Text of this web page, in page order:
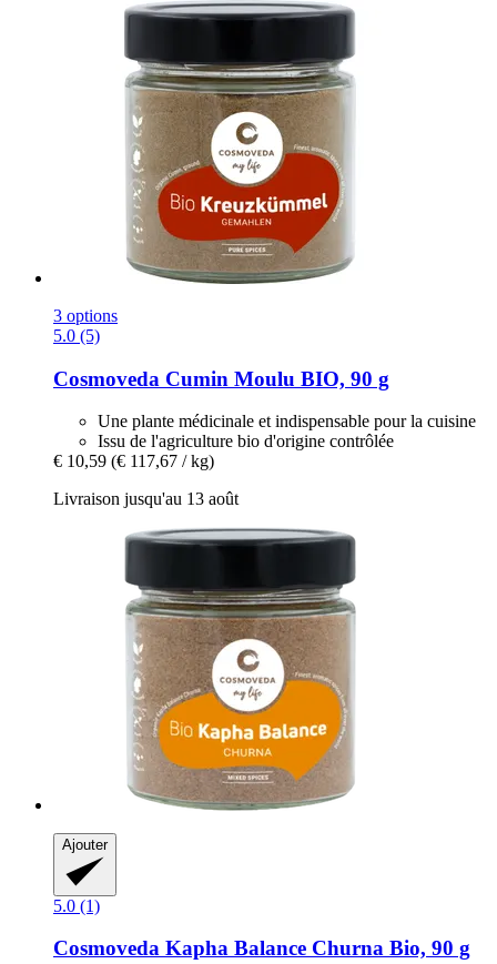
3 options
5.0 (5)
Cosmoveda Cumin Moulu BIO, 90 g
Une plante médicinale et indispensable pour la cuisine
Issu de l'agriculture bio d'origine contrôlée
€ 10,59 (€ 117,67 / kg)
Livraison jusqu'au 13 août
Ajouter
5.0 (1)
Cosmoveda Kapha Balance Churna Bio, 90 g